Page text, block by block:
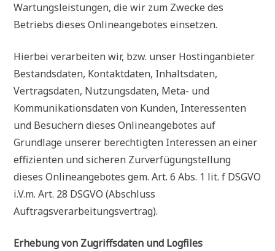
Wartungsleistungen, die wir zum Zwecke des
Betriebs dieses Onlineangebotes einsetzen.
Hierbei verarbeiten wir, bzw. unser Hostinganbieter
Bestandsdaten, Kontaktdaten, Inhaltsdaten,
Vertragsdaten, Nutzungsdaten, Meta- und
Kommunikationsdaten von Kunden, Interessenten
und Besuchern dieses Onlineangebotes auf
Grundlage unserer berechtigten Interessen an einer
effizienten und sicheren Zurverfügungstellung
dieses Onlineangebotes gem. Art. 6 Abs. 1 lit. f DSGVO
i.V.m. Art. 28 DSGVO (Abschluss
Auftragsverarbeitungsvertrag).
Erhebung von Zugriffsdaten und Logfiles